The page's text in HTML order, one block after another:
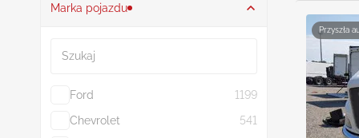
Marka pojazdu
Ford
1199
Chevrolet
541
Przyszła